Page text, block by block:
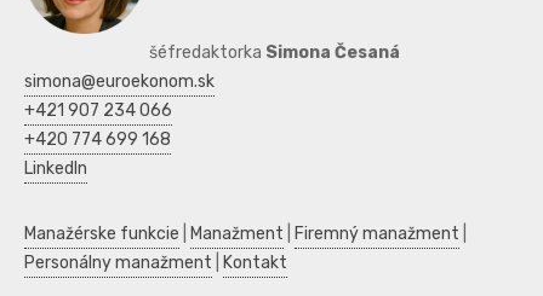
šéfredaktorka Simona Česaná
simona@euroekonom.sk
+421 907 234 066
+420 774 699 168
LinkedIn
Manažérske funkcie Manažment Firemný manažment
Personálny manažment
Kontakt